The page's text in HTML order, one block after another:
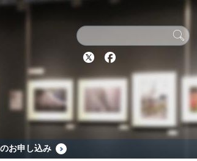
Twitter
お申し込み